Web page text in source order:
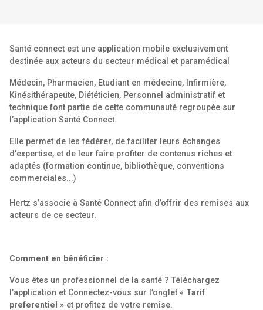
Santé connect est une application mobile exclusivement
destinée aux acteurs du secteur médical et paramédical
Médecin, Pharmacien, Etudiant en médecine, Infirmière,
Kinésithérapeute, Diététicien, Personnel administratif et
technique font partie de cette communauté regroupée sur
l’application Santé Connect.
Elle permet de les fédérer, de faciliter leurs échanges
d'expertise, et de leur faire profiter de contenus riches et
adaptés (formation continue, bibliothèque, conventions
commerciales...)
Hertz s’associe à Santé Connect afin d’offrir des remises aux
acteurs de ce secteur.
Comment en bénéficier :
Vous êtes un professionnel de la santé ? Téléchargez
l’application et Connectez-vous sur l’onglet « Tarif
preferentiel
» et profitez de votre remise.